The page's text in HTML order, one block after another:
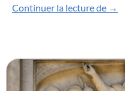
Continuer la lecture de →